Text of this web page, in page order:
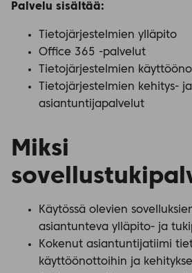
Palvelu sisältää:
Tietojärjestelmien ylläpito
Office 365 -palvelut
Tietojärjestelmien
Tietojärjestelmien kehitys- ja
asiantuntijapalvelut
Miksi
Käytössä olevien
asiantunteva ylläpito- ja
Kokenut asiantuntijatiimi
käyttöönottoihin ja